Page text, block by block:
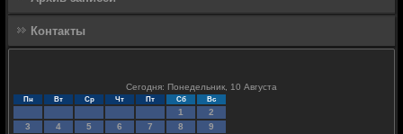
Контакты
Сегодня: Понедельник, 10 Августа
Пн Вт Ср Чт Пт Сб Вс
1
2
3
4 5 6 7 8
9